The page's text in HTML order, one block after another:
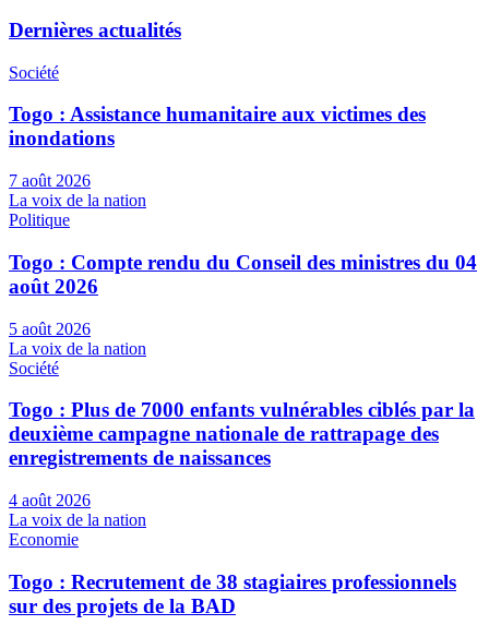
Dernières actualités
Société
Togo : Assistance humanitaire aux victimes des
inondations
7 août 2026
La voix de la nation
Politique
Togo : Compte rendu du Conseil des ministres du 04
août 2026
5 août 2026
La voix de la nation
Société
Togo : Plus de 7000 enfants vulnérables ciblés par la
deuxième campagne nationale de rattrapage des
enregistrements de naissances
4 août 2026
La voix de la nation
Economie
Togo : Recrutement de 38 stagiaires professionnels
sur des projets de la BAD